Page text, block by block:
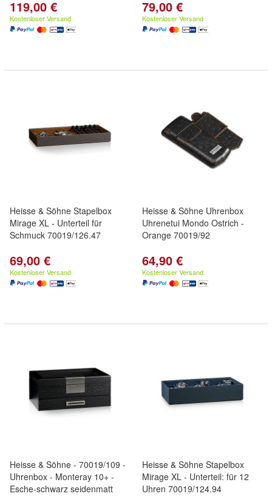
119,00 €
Kostenloser Versand
79,00 €
Kostenloser Versand
Heisse & Söhne Stapelbox
Mirage XL - Unterteil für
Schmuck 70019/126.47
69,00 €
Kostenloser Versand
Heisse & Söhne Uhrenbox
Uhrenetui Mondo Ostrich -
Orange 70019/92
64,90 €
Kostenloser Versand
Heisse & Söhne - 70019/109 -
Uhrenbox - Monteray 10+ -
Esche-schwarz seidenmatt
Heisse & Söhne Stapelbox
Mirage XL - Unterteil: für 12
Uhren 70019/124.94